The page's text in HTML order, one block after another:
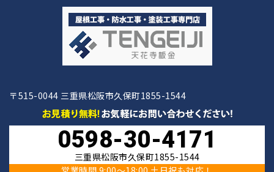
〒515-0044 三重県松阪市久保町1855-1544
0598-30-4171
三重県松阪市久保町1855-1544